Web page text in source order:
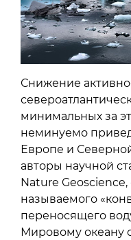
Снижение
минимальных за
неминуемо
Европе и
авторы научной
Nature Geoscience,
называемого
переносящего
Мировому океану